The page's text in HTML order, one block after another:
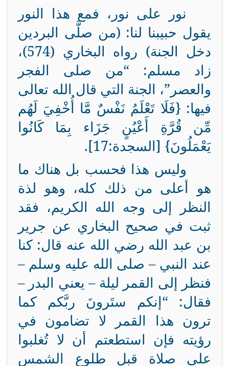
نور على نور، فمع هذا النور
يقول حبيبنا لنا: (من صلَّى البردين
دخل الجنة) رواه البخاري (574)،
زاد مسلم: “من صلى الفجر
والعصر”، الجنة التي قال الله تعالى
فيها: {فَلَا تَعْلَمُ نَفْسٌ مَّا أُخْفِيَ لَهُم
مِّن قُرَّةِ أَعْيُنٍ جَزَاء بِمَا كَانُوا
يَعْمَلُونَ} [السجدة:17].
وليس هذا فحسب بل هناك ما
هو أعلى من ذلك كله، وهو لذة
النظر إلى وجه الله الكريم، فقد
ثبت في صحيح البخاري عن جرير
بن عبد الله رضي الله عنه قال: كنا
عند النبي – صلى الله عليه وسلم –
فنظر إلى القمر ليلة – يعني البدر –
فقال: “إنكم ستَرونَ ربَّكم كما
ترون هذا القمر لا تضامون في
رؤيته فإن استطعتم أن لا تُغلبوا
على صلاة قبل طلوع الشمس